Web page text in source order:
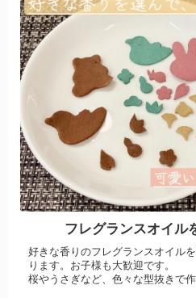
フレグランスオイル
好きな香りのフレグランスオイル
ります。お子様も大歓迎です。
桜やうさぎなど、色々な型抜きで